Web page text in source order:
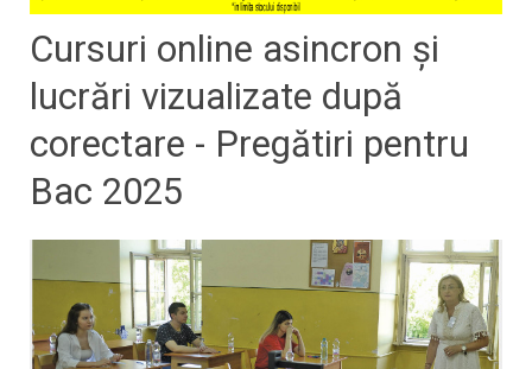
Cursuri online asincron și
lucrări vizualizate după
corectare - Pregătiri pentru
Bac 2025